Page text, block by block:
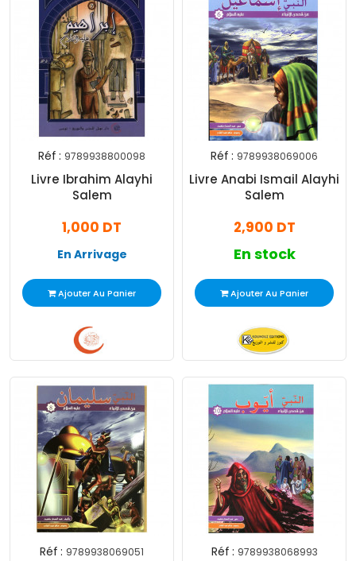
Réf : 9789938800098
Livre Ibrahim Alayhi
Salem
1,000 DT
En Arrivage
Ajouter Au Panier
Réf : 9789938069006
Livre Anabi Ismail Alayhi
Salem
2,900 DT
En stock
Ajouter Au Panier
Réf : 9789938069051 Réf : 9789938068993